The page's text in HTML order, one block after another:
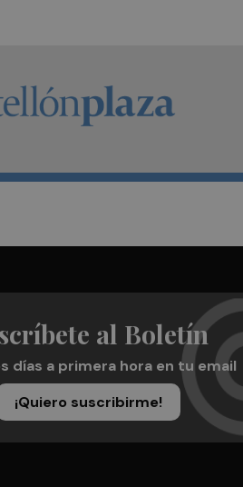
al Boletín
días a primera hora en tu email
¡Quiero suscribirme!